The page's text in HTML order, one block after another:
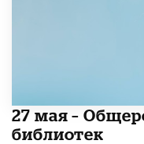
​27 мая –
библиотек